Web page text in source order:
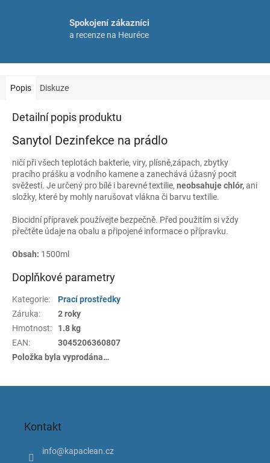
Spokojení zákazníci
a recenze na Heuréce
Popis Diskuze
Detailní popis produktu
Sanytol Dezinfekce na prádlo
ničí při všech teplotách bakterie, viry, plísně,zápach, zbytky
pracího prášku a vodního kamene a zanechává úžasný pocit
svěžesti. Je určený pro bílé i barevné textilie, neobsahuje chlór,ani
složky, které by mohly narušovat vlákna či barvu textilie.
Biocidní přípravek používejte bezpečně. Před použitím si vždy
přečtěte údaje na obalu a připojené informace o přípravku.
Obsah: 1500ml
Doplňkové parametry
Kategorie:
Prací prostředky
Záruka:
2 roky
Hmotnost:
1.8 kg
EAN:
3045206360807
Položka byla vyprodána…
Kontakt
info@kapaclean.cz